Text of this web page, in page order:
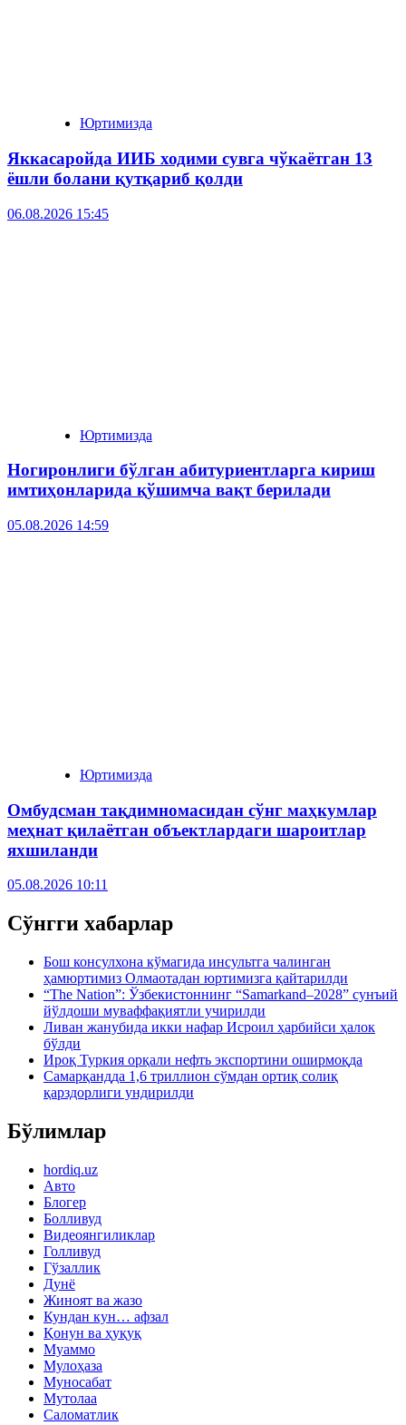
Юртимизда
Яккасаройда ИИБ ходими сувга чўкаётган 13
ёшли болани қутқариб қолди
06.08.2026 15:45
Юртимизда
Ногиронлиги бўлган абитуриентларга кириш
имтиҳонларида қўшимча вақт берилади
05.08.2026 14:59
Юртимизда
Омбудсман тақдимномасидан сўнг маҳкумлар
меҳнат қилаётган объектлардаги шароитлар
яхшиланди
05.08.2026 10:11
Сўнгги хабарлар
Бош консулхона кўмагида инсультга чалинган
ҳамюртимиз Олмаотадан юртимизга қайтарилди
“The Nation”: Ўзбекистоннинг “Samarkand–2028” сунъий
йўлдоши муваффақиятли учирилди
Ливан жанубида икки нафар Исроил ҳарбийси ҳалок
бўлди
Ироқ Туркия орқали нефть экспортини оширмоқда
Самарқандда 1,6 триллион сўмдан ортиқ солиқ
қарздорлиги ундирилди
Бўлимлар
hordiq.uz
Авто
Блогер
Болливуд
Видеоянгиликлар
Голливуд
Гўзаллик
Дунё
Жиноят ва жазо
Кундан кун… афзал
Қонун ва ҳуқуқ
Муаммо
Мулоҳаза
Муносабат
Мутолаа
Саломатлик